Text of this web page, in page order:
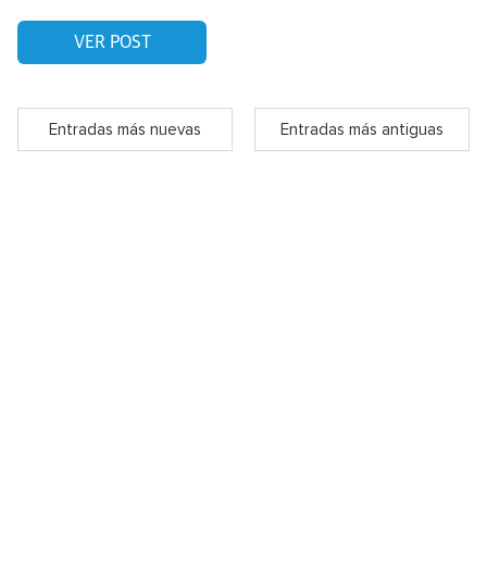
VER POST
Entradas más nuevas Entradas más antiguas